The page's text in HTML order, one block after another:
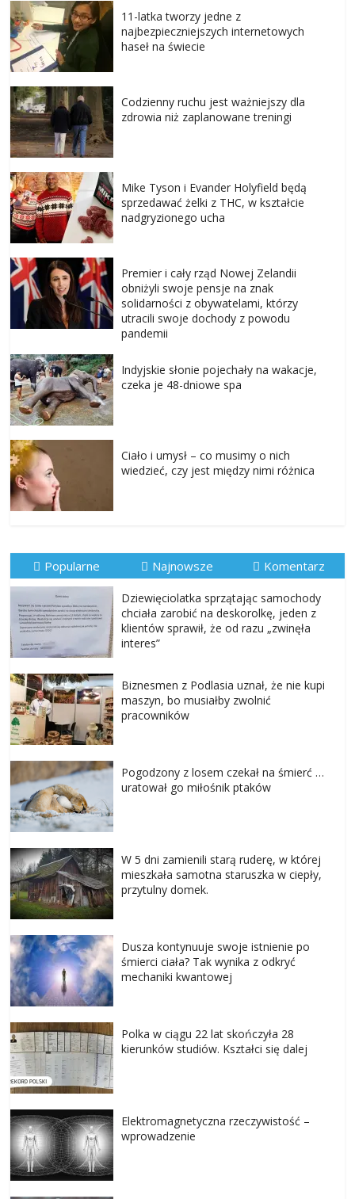
11-latka tworzy jedne z
najbezpieczniejszych internetowych
haseł na świecie
Codzienny ruchu jest ważniejszy dla
zdrowia niż zaplanowane treningi
Mike Tyson i Evander Holyfield będą
sprzedawać żelki z THC, w kształcie
nadgryzionego ucha
Premier i cały rząd Nowej Zelandii
obniżyli swoje pensje na znak
solidarności z obywatelami, którzy
utracili swoje dochody z powodu
pandemii
Indyjskie słonie pojechały na wakacje,
czeka je 48-dniowe spa
Ciało i umysł – co musimy o nich
wiedzieć, czy jest między nimi różnica
Popularne Najnowsze Komentarz
Dziewięciolatka sprzątając samochody
chciała zarobić na deskorolkę, jeden z
klientów sprawił, że od razu „zwinęła
interes”
Biznesmen z Podlasia uznał, że nie kupi
maszyn, bo musiałby zwolnić
pracowników
Pogodzony z losem czekał na śmierć …
uratował go miłośnik ptaków
W 5 dni zamienili starą ruderę, w której
mieszkała samotna staruszka w ciepły,
przytulny domek.
Dusza kontynuuje swoje istnienie po
śmierci ciała? Tak wynika z odkryć
mechaniki kwantowej
Polka w ciągu 22 lat skończyła 28
kierunków studiów. Kształci się dalej
Elektromagnetyczna rzeczywistość –
wprowadzenie